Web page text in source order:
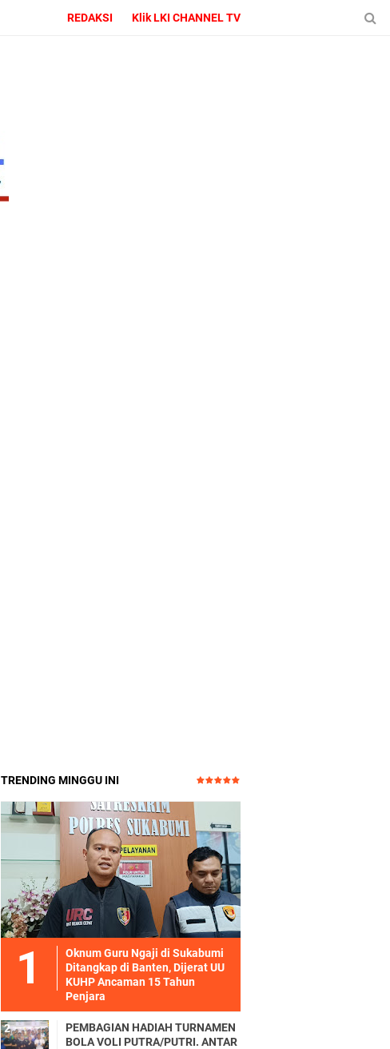
REDAKSI Klik LKI CHANNEL TV
TRENDING MINGGU INI
Oknum Guru Ngaji di Sukabumi
Ditangkap di Banten, Dijerat UU
KUHP Ancaman 15 Tahun
Penjara
PEMBAGIAN HADIAH TURNAMEN
BOLA VOLI PUTRA/PUTRI. ANTAR